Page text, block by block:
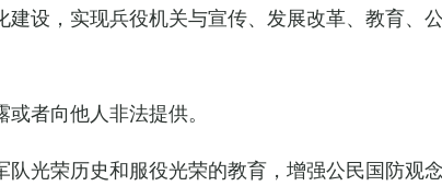
设，实现兵役机关与宣传、发展改革、教育、
者向他人非法提供。
光荣历史和服役光荣的教育，增强公民国防观念